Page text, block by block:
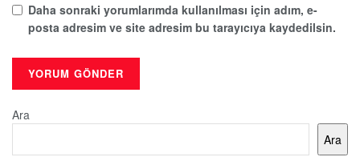
Daha sonraki yorumlarımda kullanılması için adım, e-
posta adresim ve site adresim bu tarayıcıya kaydedilsin.
Ara
Ara